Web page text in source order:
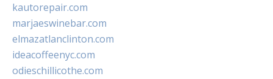
kautorepair.com
marjaeswinebar.com
elmazatlanclinton.com
ideacoffeenyc.com
odieschillicothe.com